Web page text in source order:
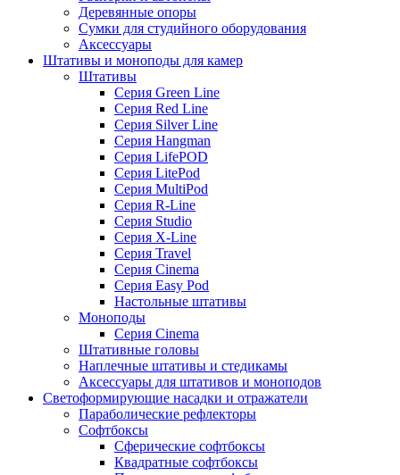
Деревянные опоры
Сумки для студийного оборудования
Аксессуары
Штативы и моноподы для камер
Штативы
Серия Green Line
Серия Red Line
Серия Silver Line
Серия Hangman
Серия LifePOD
Серия LitePod
Серия MultiPod
Серия R-Line
Серия Studio
Серия X-Line
Серия Travel
Серия Cinema
Серия Easy Pod
Настольные штативы
Моноподы
Серия Cinema
Штативные головы
Наплечные штативы и стедикамы
Аксессуары для штативов и моноподов
Светоформирующие насадки и отражатели
Параболические рефлекторы
Софтбоксы
Сферические софтбоксы
Квадратные софтбоксы